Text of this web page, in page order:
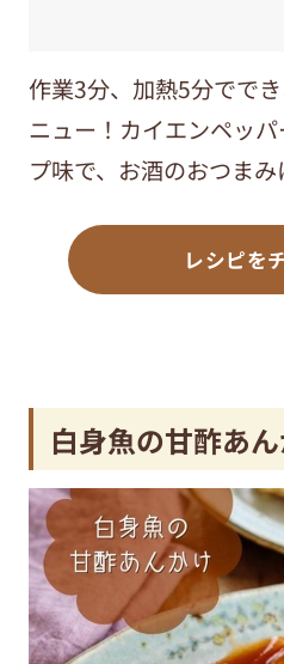
作業3分、加熱5分でで
ニュー！カイエンペッ
プ味で、お酒のおつまみ
レシピを
白身魚の甘酢あ